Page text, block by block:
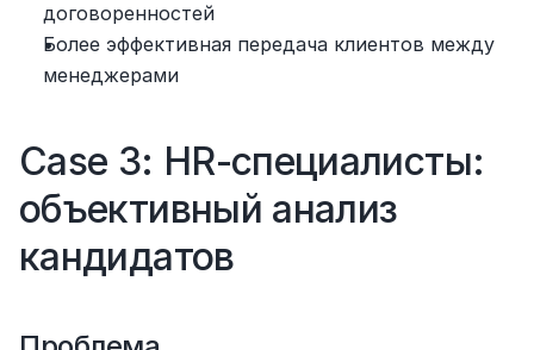
договоренностей
Более эффективная передача клиентов между
менеджерами
Case 3: HR-специалисты:
объективный анализ
кандидатов